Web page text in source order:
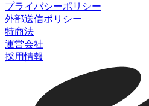
プライバシーポリシー
外部送信ポリシー
特商法
運営会社
採用情報